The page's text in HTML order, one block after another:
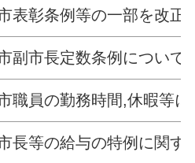
表彰条例等の一部を改正
副市長定数条例について
職員の勤務時間,休暇等
長等の給与の特例に関す